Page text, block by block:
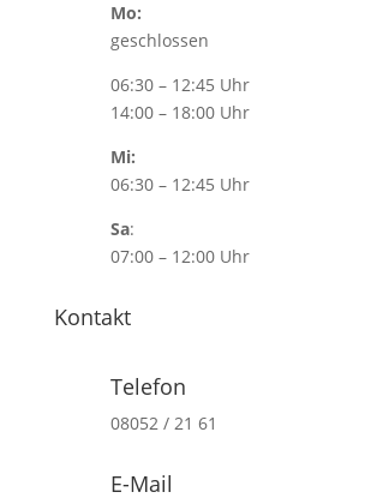
Mo:
geschlossen
06:30 – 12:45 Uhr
14:00 – 18:00 Uhr
Mi:
06:30 – 12:45 Uhr
Sa:
07:00 – 12:00 Uhr
Kontakt
Telefon
08052 / 21 61
E-Mail